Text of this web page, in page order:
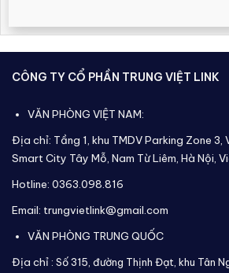
CÔNG TY CỔ PHẦN TRUNG VIỆT LINK
VĂN PHÒNG VIỆT NAM:
Địa chỉ: Tầng 1, khu TMDV Parking Zone 3,
Smart City Tây Mỗ, Nam Từ Liêm, Hà Nội,
Hotline: 0363.098.816
Email: trungvietlink@gmail.com
VĂN PHÒNG TRUNG QUỐC
Địa chỉ : Số 315, đường Thịnh Đạt, khu Tân